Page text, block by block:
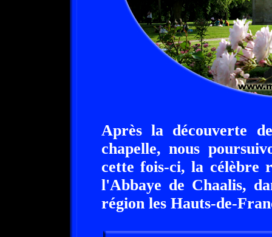
Après la découverte
chapelle, nous
cette fois-ci, la célèbre
l'Abbaye de Chaalis,
région les Hauts-de-